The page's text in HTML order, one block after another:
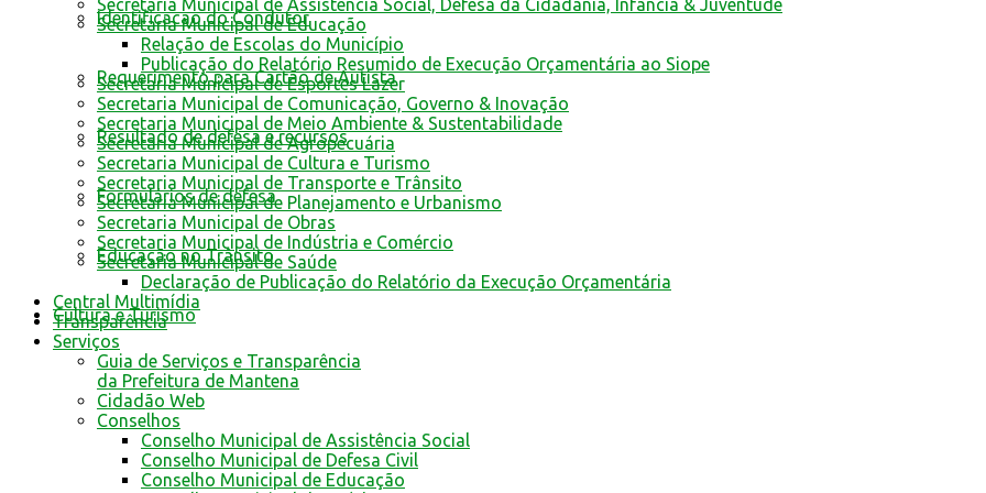
Identificacao do Condutor
Requerimento para Cartão de Autista
Resultado de defesa e recursos
Formulários de defesa
Educação no Trânsito
Cultura e Turismo
Secretaria Municipal de Assistência Social, Defesa da Cidadania, Infância & Juventude
Secretaria Municipal de Educação
Relação de Escolas do Município
Publicação do Relatório Resumido de Execução Orçamentária ao Siope
Secretaria Municipal de Esportes Lazer
Secretaria Municipal de Comunicação, Governo & Inovação
Secretaria Municipal de Meio Ambiente & Sustentabilidade
Secretaria Municipal de Agropecuária
Secretaria Municipal de Cultura e Turismo
Secretaria Municipal de Transporte e Trânsito
Secretaria Municipal de Planejamento e Urbanismo
Secretaria Municipal de Obras
Secretaria Municipal de Indústria e Comércio
Secretaria Municipal de Saúde
Declaração de Publicação do Relatório da Execução Orçamentária
Central Multimídia
Transparência
Serviços
Guia de Serviços e Transparência
da Prefeitura de Mantena
Cidadão Web
Conselhos
Conselho Municipal de Assistência Social
Conselho Municipal de Defesa Civil
Conselho Municipal de Educação